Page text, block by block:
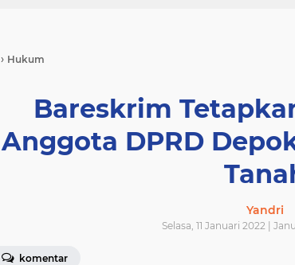
› Hukum
Bareskrim
Anggota DPRD
Yandri
Selasa, 11 Januari 2022 |
komentar